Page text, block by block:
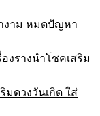
งาม หมดปัญหา
งรางนำโชคเสริม
มดวงวันเกิด ใส่